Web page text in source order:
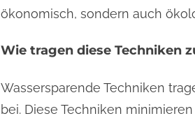
ökonomisch, sondern auch
Wie tragen diese Techniken
Wassersparende Techniken
bei. Diese Techniken